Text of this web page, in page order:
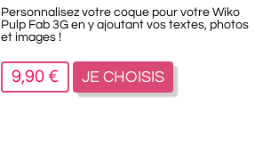
Personnalisez votre coque pour votre Wiko
Pulp Fab 3G en y ajoutant vos textes, photos
et images !
9,90 € JE CHOISIS